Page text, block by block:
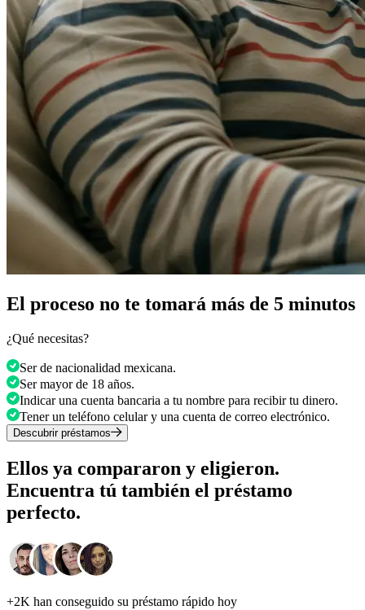
El proceso no te tomará más de 5 minutos
¿Qué necesitas?
Ser de nacionalidad mexicana.
Ser mayor de 18 años.
Indicar una cuenta bancaria a tu nombre para recibir tu dinero.
Tener un teléfono celular y una cuenta de correo electrónico.
Descubrir préstamos
Ellos ya compararon y eligieron.
Encuentra tú también el préstamo
perfecto.
+2K han conseguido su préstamo rápido hoy